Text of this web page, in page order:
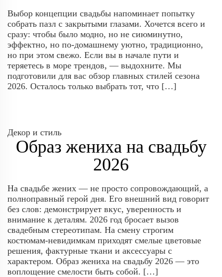
Выбор концепции свадьбы напоминает попытку
собрать пазл с закрытыми глазами. Хочется всего и
сразу: чтобы было модно, но не сиюминутно,
эффектно, но по-домашнему уютно, традиционно,
но при этом свежо. Если вы в начале пути и
теряетесь в море трендов, — выдохните. Мы
подготовили для вас обзор главных стилей сезона
2026. Осталось только выбрать тот, что […]
Декор и стиль
Образ жениха на свадьбу
2026
На свадьбе жених — не просто сопровождающий, а
полноправный герой дня. Его внешний вид говорит
без слов: демонстрирует вкус, уверенность и
внимание к деталям. 2026 год бросает вызов
свадебным стереотипам. На смену строгим
костюмам-невидимкам приходят смелые цветовые
решения, фактурные ткани и аксессуары с
характером. Образ жениха на свадьбу 2026 — это
воплощение смелости быть собой. […]